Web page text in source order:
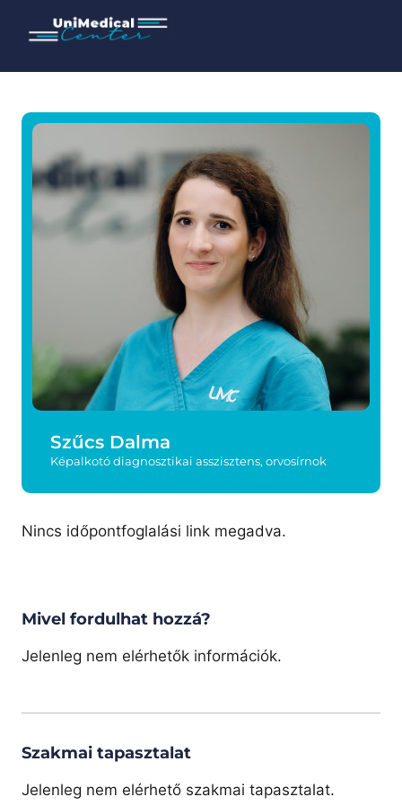
Szűcs Dalma
Képalkotó diagnosztikai asszisztens, orvosírnok
Nincs időpontfoglalási link megadva.
Mivel fordulhat hozzá?
Jelenleg nem elérhetők információk.
Szakmai tapasztalat
Jelenleg nem elérhető szakmai tapasztalat.